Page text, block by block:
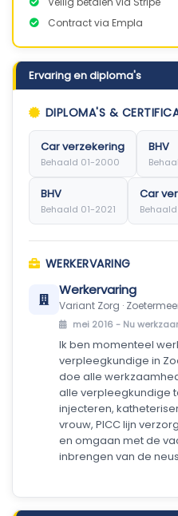
Contract via Empla
Ervaring en diploma's
DIPLOMA'S &
Car verzekering
Behaald 01-2000
BHV
BHV
Behaald 01-2021
Car
WERKERVARING
Werkervaring
Variant Zorg ·
mei 2016 - Nu
Ik ben momenteel
verpleegkundige in
doe alle
alle verpleegkundige
injecteren,
vrouw, PICC lijn
en omgaan met de
inbrengen van de